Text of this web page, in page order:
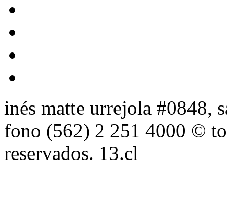
inés matte urrejola #0848,
fono (562) 2 251 4000 ©
reservados. 13.cl